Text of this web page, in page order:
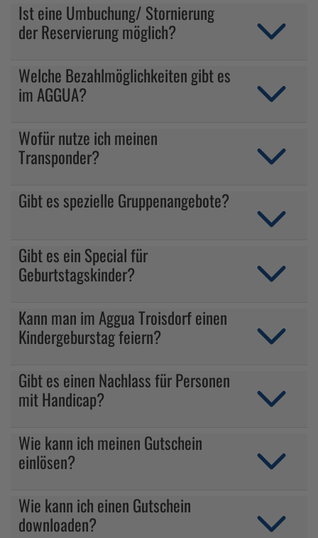
Ist eine Umbuchung/ Stornierung
der Reservierung möglich?
Welche Bezahlmöglichkeiten gibt es
im AGGUA?
Wofür nutze ich meinen
Transponder?
Gibt es spezielle Gruppenangebote?
Gibt es ein Special für
Geburtstagskinder?
Kann man im Aggua Troisdorf einen
Kindergeburstag feiern?
Gibt es einen Nachlass für Personen
mit Handicap?
Wie kann ich meinen Gutschein
einlösen?
Wie kann ich einen Gutschein
downloaden?